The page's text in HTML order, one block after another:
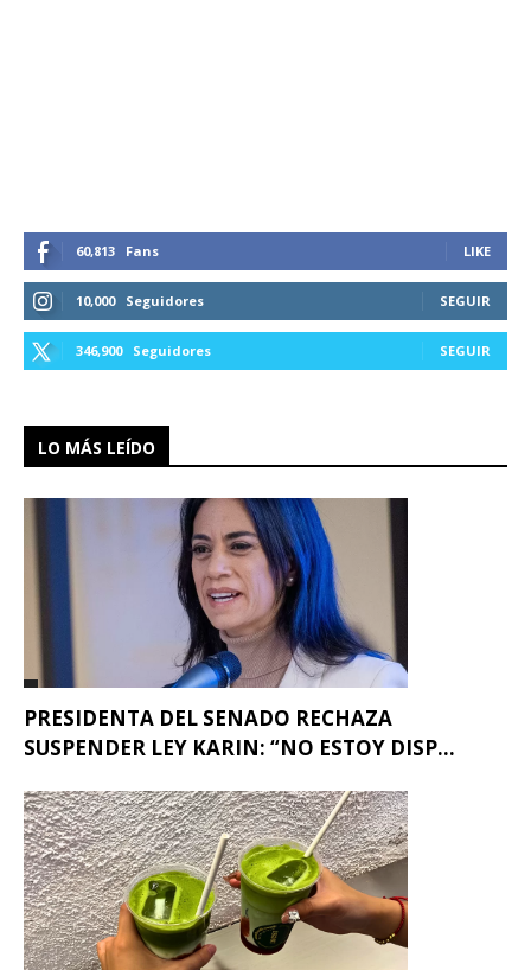
60,813 Fans LIKE
10,000 Seguidores SEGUIR
346,900 Seguidores SEGUIR
LO MÁS LEÍDO
PRESIDENTA DEL SENADO RECHAZA
SUSPENDER LEY KARIN: “NO ESTOY DISP...